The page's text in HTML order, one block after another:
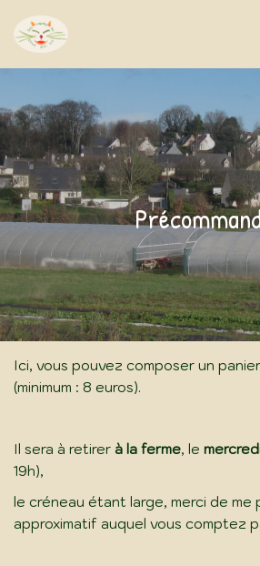
Ici, vous pouvez composer un
(minimum : 8 euros).
Il sera à retirer à la ferme, le
19h),
le créneau étant large, merci de me
approximatif auquel vous comptez